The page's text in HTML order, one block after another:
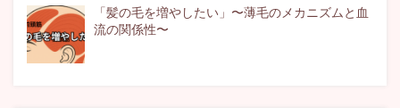
「髪の毛を増やしたい」〜薄毛のメカニズムと血
流の関係性〜